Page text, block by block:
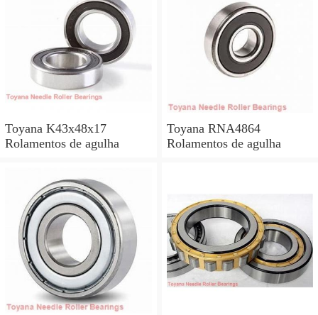
Toyana K43x48x17
Rolamentos de agulha
Toyana RNA4864
Rolamentos de agulha